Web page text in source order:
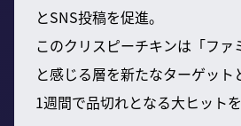
とSNS投稿を促進。
このクリスピーチキンは「ファ
と感じる層を新たなターゲッ
1週間で品切れとなる大ヒットを